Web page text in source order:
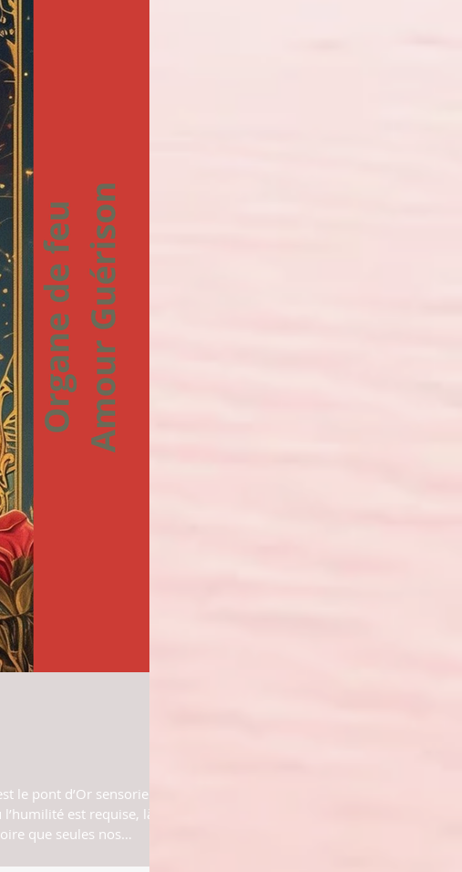
le pont d’Or sensoriel,
est requise, là